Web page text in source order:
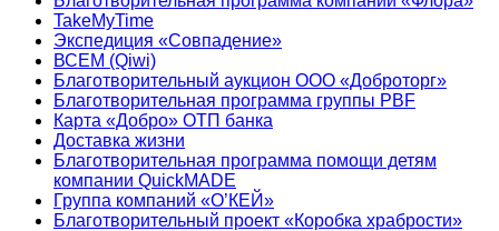
TakeMyTime
Экспедиция «Совпадение»
ВСЕМ (Qiwi)
Благотворительный аукцион ООО «Доброторг»
Благотворительная программа группы PBF
Карта «Добро» ОТП банка
Доставка жизни
Благотворительная программа помощи детям
компании QuickMADE
Группа компаний «О’КЕЙ»
Благотворительный проект «Коробка храбрости»